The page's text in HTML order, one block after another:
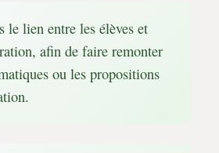
le lien entre les élèves et
afin de faire remonter
ou les propositions